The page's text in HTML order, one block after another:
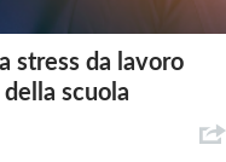
stress da lavoro
scuola